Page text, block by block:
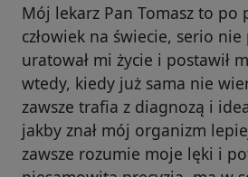
Mój lekarz Pan Tomasz to po
człowiek na świecie, serio nie
uratował mi życie i postawił
wtedy, kiedy już sama nie
zawsze trafia z diagnozą i
jakby znał mój organizm
zawsze rozumie moje lęki i